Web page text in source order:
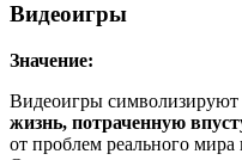
Видеоигры
Значение:
Видеоигры символизируют
жизнь, потраченную
от проблем реального мира